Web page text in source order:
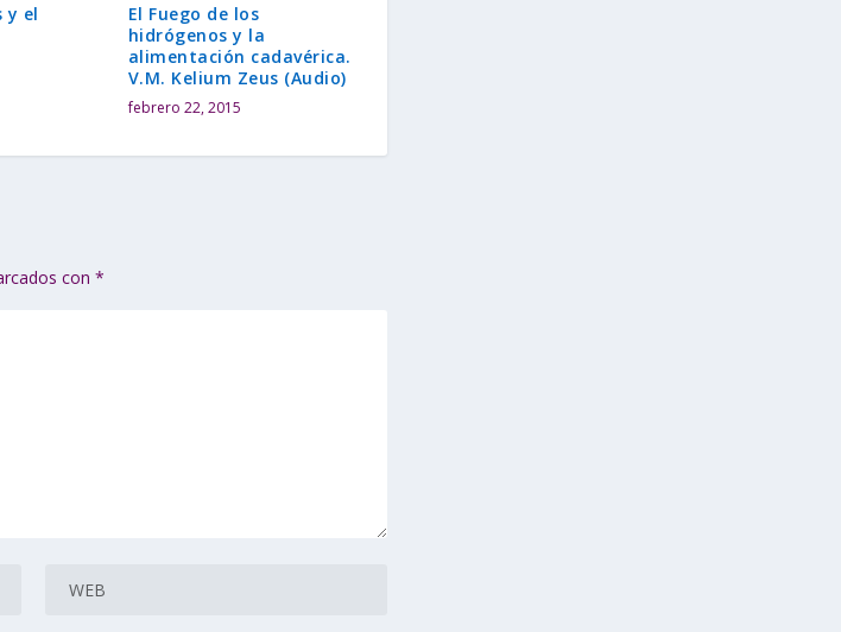
y el
El Fuego de los
hidrógenos y la
alimentación cadavérica.
V.M. Kelium Zeus (Audio)
febrero 22, 2015
con*